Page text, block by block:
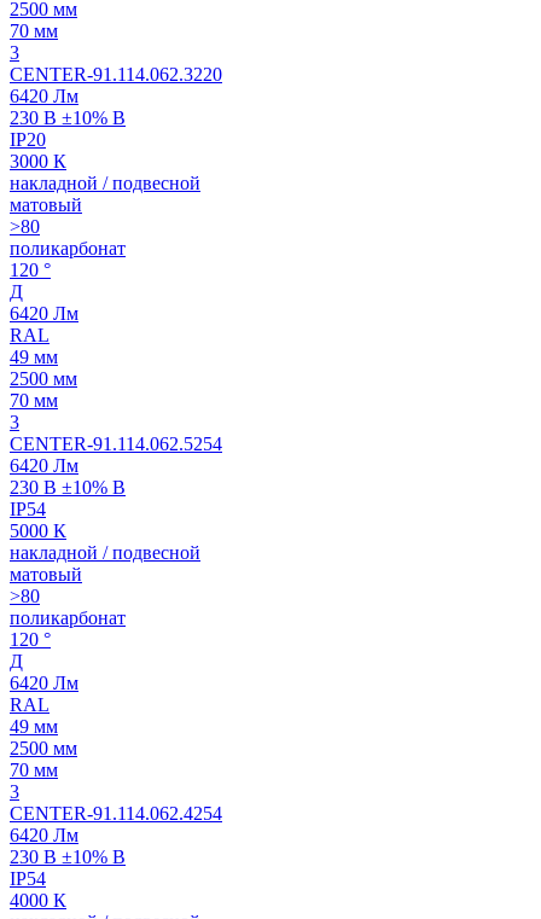
2500 мм
70 мм
3
CENTER-91.114.062.3220
6420 Лм
230 В ±10% В
IP20
3000 К
накладной / подвесной
матовый
>80
поликарбонат
120 °
Д
6420 Лм
RAL
49 мм
2500 мм
70 мм
3
CENTER-91.114.062.5254
6420 Лм
230 В ±10% В
IP54
5000 К
накладной / подвесной
матовый
>80
поликарбонат
120 °
Д
6420 Лм
RAL
49 мм
2500 мм
70 мм
3
CENTER-91.114.062.4254
6420 Лм
230 В ±10% В
IP54
4000 К